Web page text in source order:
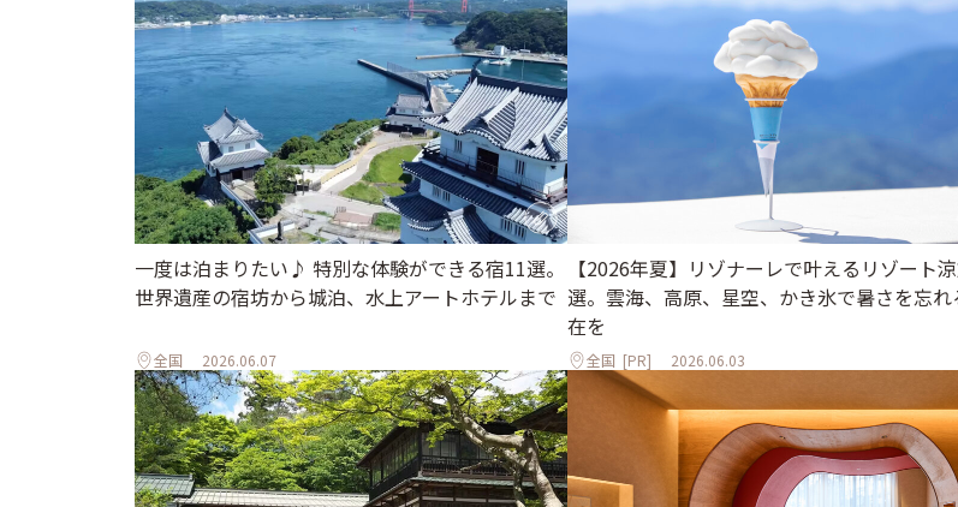
一度は泊まりたい♪ 特別な体験ができる宿11選。
世界遺産の宿坊から城泊、水上アートホテルまで
全国 2026.06.07
【2026年夏】リゾナーレで叶えるリゾート
選。雲海、高原、星空、かき氷で暑さを忘れ
在を
全国 [PR] 2026.06.03